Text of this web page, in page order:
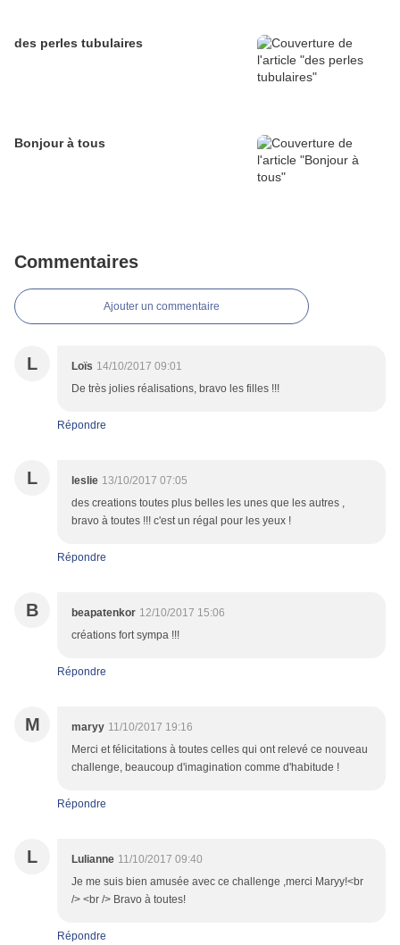
des perles tubulaires
Bonjour à tous
Commentaires
Ajouter un commentaire
L Loïs 14/10/2017 09:01
De très jolies réalisations, bravo les filles !!!
Répondre
L leslie 13/10/2017 07:05
des creations toutes plus belles les unes que les autres ,
bravo à toutes !!! c'est un régal pour les yeux !
Répondre
B beapatenkor 12/10/2017 15:06
créations fort sympa !!!
Répondre
M maryy 11/10/2017 19:16
Merci et félicitations à toutes celles qui ont relevé ce nouveau
challenge, beaucoup d'imagination comme d'habitude !
Répondre
L Lulianne 11/10/2017 09:40
Je me suis bien amusée avec ce challenge ,merci Maryy!<br
/> <br /> Bravo à toutes!
Répondre